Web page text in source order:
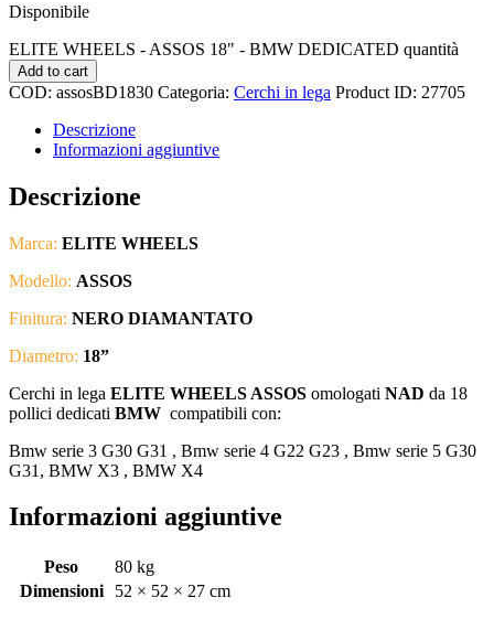
Disponibile
ELITE WHEELS - ASSOS 18" - BMW DEDICATED quantità
Add to cart
COD: assosBD1830 Categoria: Cerchi in lega Product ID: 27705
Descrizione
Informazioni aggiuntive
Descrizione
Marca: ELITE WHEELS
Modello: ASSOS
Finitura: NERO DIAMANTATO
Diametro: 18”
Cerchi in lega ELITE WHEELS ASSOS omologati NAD da 18
pollici dedicati BMW compatibili con:
Bmw serie 3 G30 G31 , Bmw serie 4 G22 G23 , Bmw serie 5 G30
G31, BMW X3 , BMW X4
Informazioni aggiuntive
Peso
80 kg
Dimensioni
52 × 52 × 27 cm